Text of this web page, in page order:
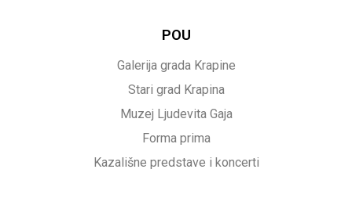
POU
Galerija grada Krapine
Stari grad Krapina
Muzej Ljudevita Gaja
Forma prima
Kazališne predstave i koncerti